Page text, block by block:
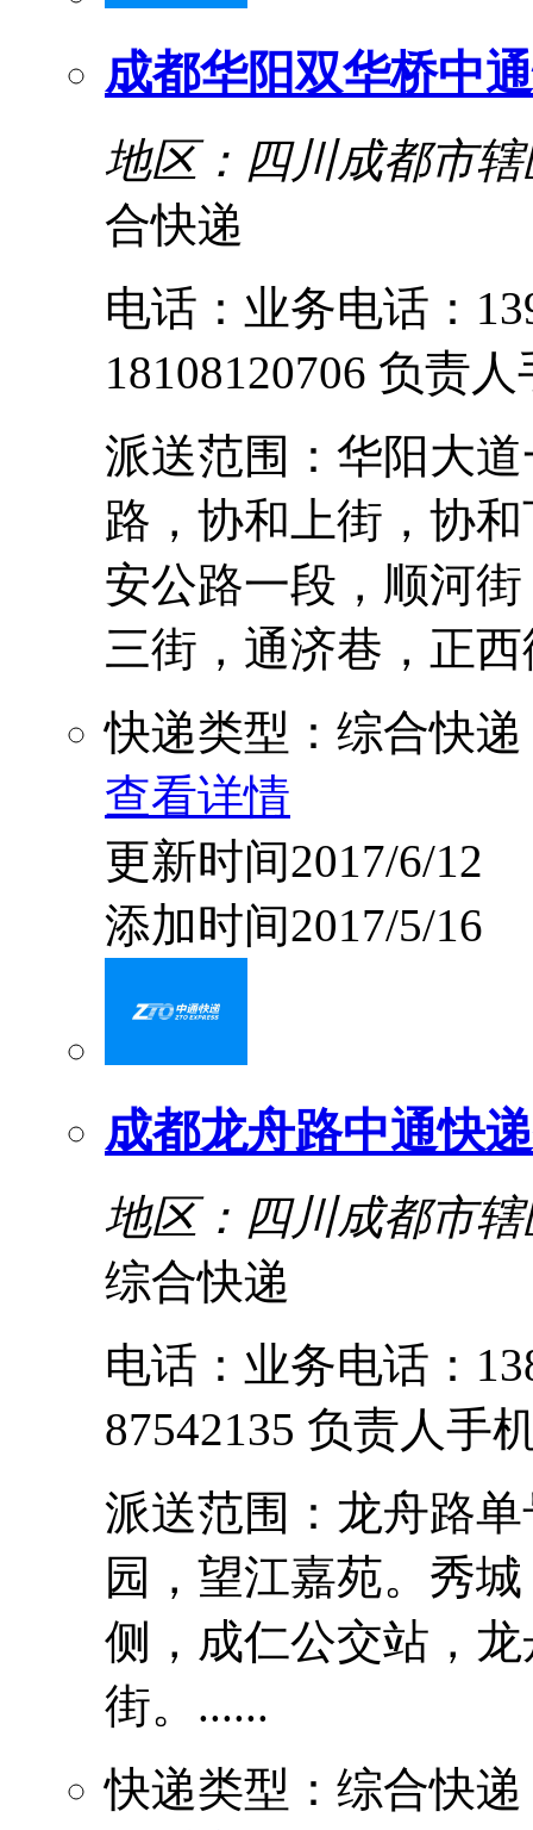
成都华阳双华桥中
地区：四川成都市辖
合快递
电话：业务电话：
18108120706 负责
派送范围：华阳大
路，协和上街，协
安公路一段，顺河
三街，通济巷，正
快递类型：综合快递
查看详情
更新时间2017/6/12
添加时间2017/5/16
成都龙舟路中通快
地区：四川成都市辖
综合快递
电话：业务电话：
87542135 负责人手
派送范围：龙舟路
园，望江嘉苑。秀
侧，成仁公交站，
街。......
快递类型：综合快递